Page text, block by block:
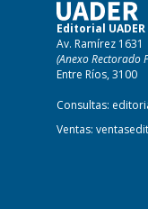
Editorial UADER
Av. Ramírez 1631
(Anexo Rectorado
Entre Ríos, 3100
Consultas:
Ventas: